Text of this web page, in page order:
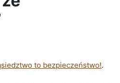
to bezpieczeństwo!.